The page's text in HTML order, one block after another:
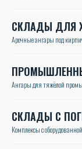
СКЛАДЫ ДЛЯ
Арочные ангары под
Ангары для тяжёлой
СКЛАДЫ С
Комплексы с